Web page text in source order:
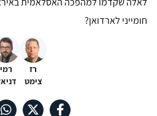
חומייני לארדואן?
רז
צימט
רמי